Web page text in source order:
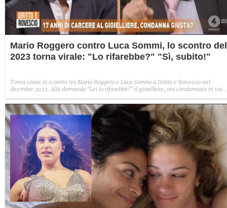
Mario Roggero contro Luca Sommi, lo scontro del
2023 torna virale: "Lo rifarebbe?" "Sì, subito!"
Torna virale lo scontro tra Mario Roggero e Luca Sommi a Dritto e Rovescio nel
dicembre 2023. Alla domanda "Lei lo rifarebbe?" il gioielliere, ora condannato in via